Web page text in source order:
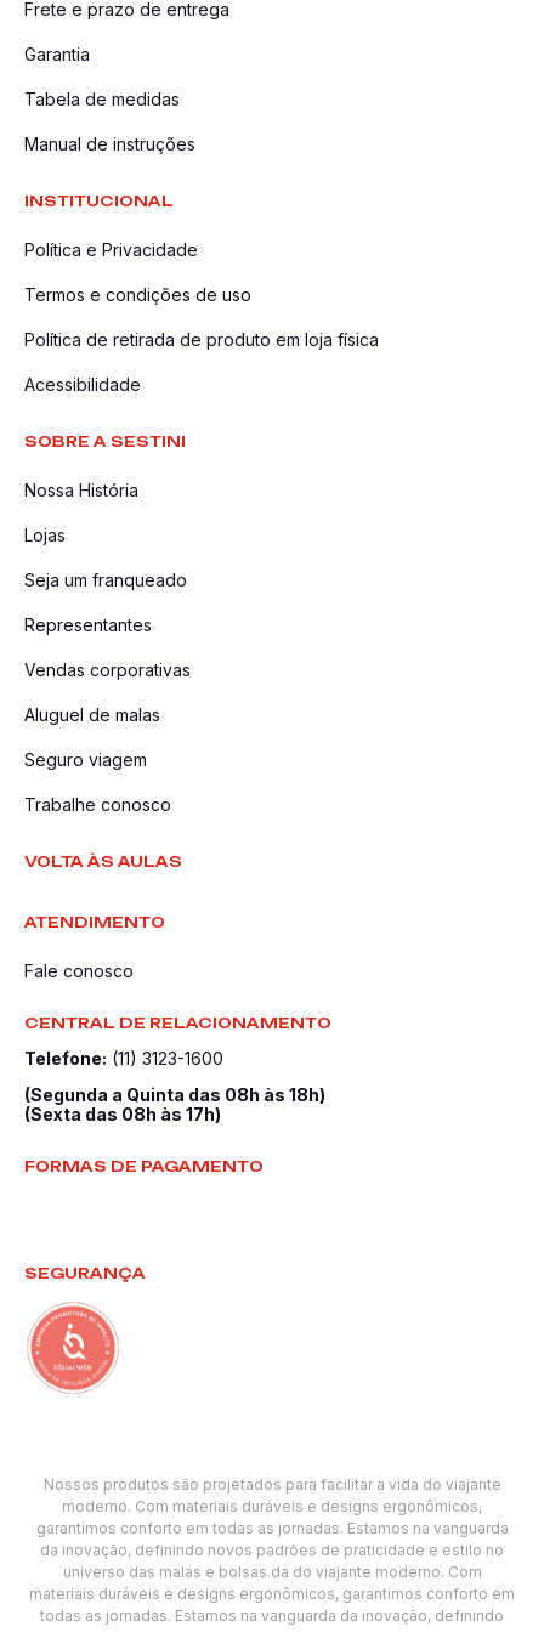
confortáveis:
Redução da Tensão no Pescoço: O travesseiro reduz a
travesseiro é fácil de levar em qualquer tipo de viagem.
Versatilidade de Uso: Além de viagens, é perfeito para
relaxar em casa, assistindo TV ou lendo um livro.
Confira as categorias da Sestini
Frete e prazo de entrega
Garantia
Tabela de medidas
Manual de instruções
INSTITUCIONAL
Política e Privacidade
Termos e condições de uso
Política de retirada de produto em loja física
Acessibilidade
SOBRE A SESTINI
Nossa História
Lojas
Seja um franqueado
Representantes
Vendas corporativas
Aluguel de malas
Seguro viagem
Trabalhe conosco
VOLTA ÀS AULAS
ATENDIMENTO
Fale conosco
CENTRAL DE RELACIONAMENTO
Telefone: (11) 3123-1600
(Segunda a Quinta das 08h às 18h)
(Sexta das 08h às 17h)
FORMAS DE PAGAMENTO
SEGURANÇA
Nossos produtos são projetados para facilitar a vida do viajante
moderno. Com materiais duráveis e designs ergonômicos,
garantimos conforto em todas as jornadas. Estamos na vanguarda
da inovação, definindo novos padrões de praticidade e estilo no
universo das malas e bolsas.da do viajante moderno. Com
materiais duráveis e designs ergonômicos, garantimos conforto em
todas as jornadas. Estamos na vanguarda da inovação, definindo